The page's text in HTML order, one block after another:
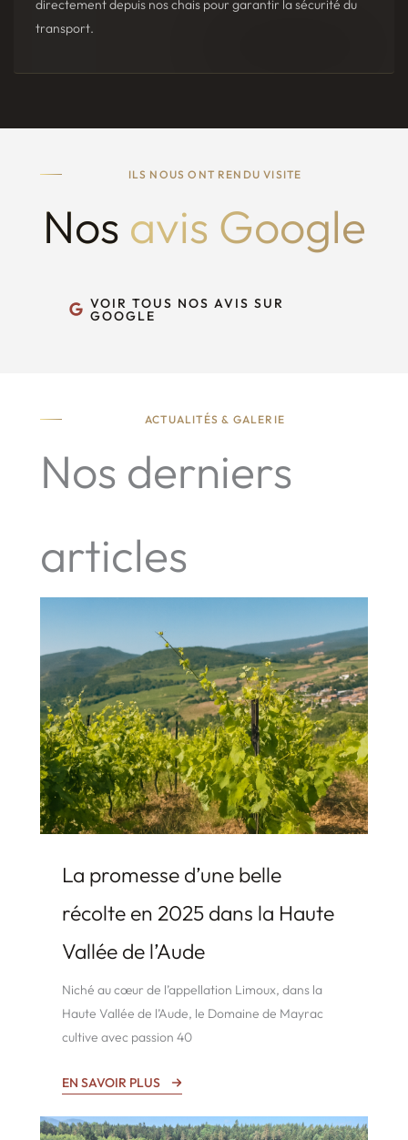
directement depuis nos chais pour garantir la sécurité du
transport.
ILS NOUS ONT RENDU VISITE
Nos avis Google
VOIR TOUS NOS AVIS SUR
GOOGLE
ACTUALITÉS & GALERIE
Nos derniers
articles
La promesse d’une belle
récolte en 2025 dans la Haute
Vallée de l’Aude
Niché au cœur de l’appellation Limoux, dans la
Haute Vallée de l’Aude, le Domaine de Mayrac
cultive avec passion 40
EN SAVOIR PLUS